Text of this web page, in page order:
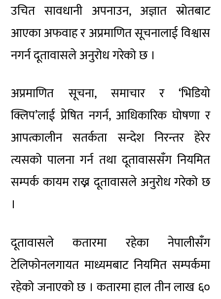
उचित सावधानी अपनाउन, अज्ञात स्रोतबाट
आएका अफवाह र अप्रमाणित सूचनालाई विश्वास
नगर्न दूतावासले अनुरोध गरेको छ ।
अप्रमाणित सूचना, समाचार र ‘भिडियो
क्लिप’लाई प्रेषित नगर्न, आधिकारिक घोषणा र
आपत्कालीन सतर्कता सन्देश निरन्तर हेरेर
त्यसको पालना गर्न तथा दूतावाससँग नियमित
सम्पर्क कायम राख्न दूतावासले अनुरोध गरेको छ
।
दूतावासले कतारमा रहेका नेपालीसँग
टेलिफोनलगायत माध्यमबाट नियमित सम्पर्कमा
रहेको जनाएको छ । कतारमा हाल तीन लाख ६०